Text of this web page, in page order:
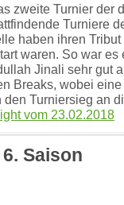
zweite Turnier der
Turniere
haben ihren Tribut
waren. So war es
Jinali sehr gut
Breaks, wobei
Turniersieg an
vom 23.02.2018
Saison